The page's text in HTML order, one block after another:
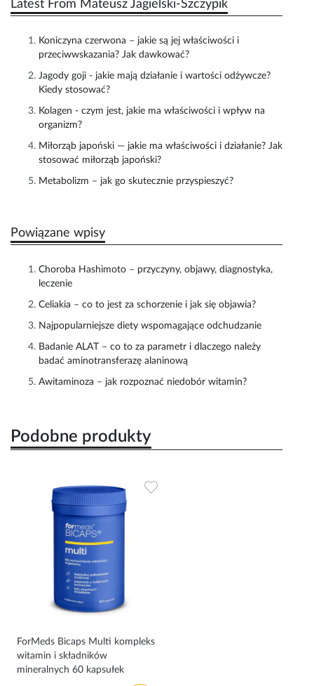
Latest From Mateusz Jagielski-Szczypik
Koniczyna czerwona – jakie są jej właściwości i
przeciwwskazania? Jak dawkować?
Jagody goji - jakie mają działanie i wartości odżywcze?
Kiedy stosować?
Kolagen - czym jest, jakie ma właściwości i wpływ na
organizm?
Miłorząb japoński — jakie ma właściwości i działanie? Jak
stosować miłorząb japoński?
Metabolizm – jak go skutecznie przyspieszyć?
Powiązane wpisy
Choroba Hashimoto – przyczyny, objawy, diagnostyka,
leczenie
Celiakia – co to jest za schorzenie i jak się objawia?
Najpopularniejsze diety wspomagające odchudzanie
Badanie ALAT – co to za parametr i dlaczego należy
badać aminotransferazę alaninową
Awitaminoza – jak rozpoznać niedobór witamin?
Podobne produkty
ForMeds Bicaps Multi kompleks
witamin i składników
mineralnych 60 kapsułek
Dodaj do ulubionych